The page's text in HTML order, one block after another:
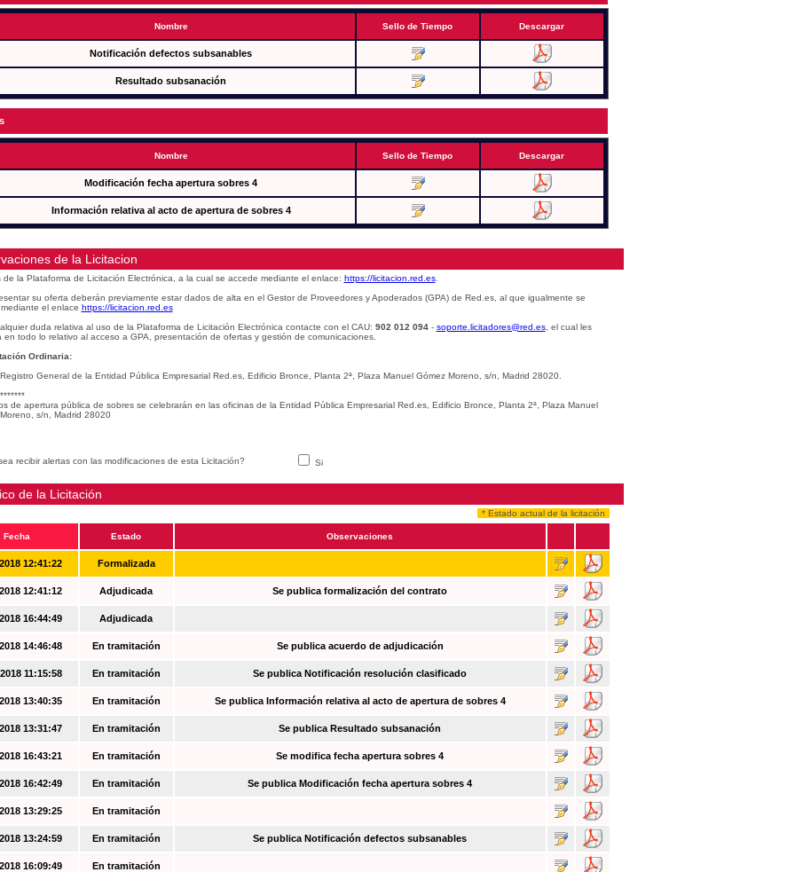
Nombre Sello de Tiempo Descargar
Notificación defectos subsanables
Resultado subsanación
Nombre Sello de Tiempo Descargar
Modificación fecha apertura sobres 4
Información relativa al acto de apertura de sobres 4
de la Licitacion
de la Plataforma de Licitación Electrónica, a la cual se accede mediante el enlace: https://licitacion.red.es.
su oferta deberán previamente estar dados de alta en el Gestor de Proveedores y Apoderados (GPA) de Red.es, al que igualmente se
el enlace https://licitacion.red.es
duda relativa al uso de la Plataforma de Licitación Electrónica contacte con el CAU: 902 012 094- soporte.licitadores@red.es, el cual les
en todo lo relativo al acceso a GPA, presentación de ofertas y gestión de comunicaciones.
Ordinaria:
General de la Entidad Pública Empresarial Red.es, Edificio Bronce, Planta 2ª, Plaza Manuel Gómez Moreno, s/n, Madrid 28020.
de apertura pública de sobres se celebrarán en las oficinas de la Entidad Pública Empresarial Red.es, Edificio Bronce, Planta 2ª, Plaza Manuel
s/n, Madrid 28020
recibir alertas con las modificaciones de esta Licitación? Si
de la Licitación
* Estado actual de la licitación
Fecha Estado Observaciones
12:41:22 Formalizada
12:41:12 Adjudicada Se publica formalización del contrato
16:44:49 Adjudicada
14:46:48 En tramitación Se publica acuerdo de adjudicación
11:15:58 En tramitación Se publica Notificación resolución clasificado
13:40:35 En tramitación Se publica Información relativa al acto de apertura de sobres 4
13:31:47 En tramitación Se publica Resultado subsanación
16:43:21 En tramitación Se modifica fecha apertura sobres 4
16:42:49 En tramitación Se publica Modificación fecha apertura sobres 4
13:29:25 En tramitación
13:24:59 En tramitación Se publica Notificación defectos subsanables
16:09:49 En tramitación